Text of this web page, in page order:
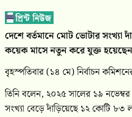
দেশে বর্তমানে মোট ভোটার
কয়েক মাসে নতুন করে যুক্ত
বৃহস্পতিবার (১৪ মে) নির্বাচন
তিনি বলেন, ২০২৫ সালের ১৯
সংখ্যা বেড়ে দাঁড়িয়েছে ১২ কোটি